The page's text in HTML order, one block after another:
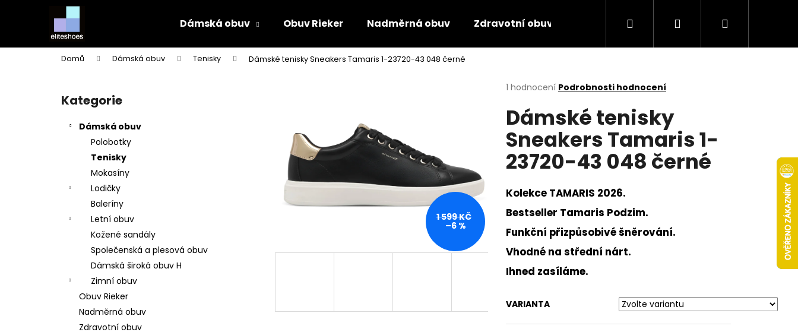
Dámská obuv Obuv Rieker Nadměrná obuv Zdravotní obuv Rieker Výprodej AKCE týdne
Hledat PřihlášeníNákupní
Domů Dámská obuv Tenisky Dámské tenisky Sneakers Tamaris 1-23720-43 048 černé
Přeskočit
kategorie
Kategorie
Dámská obuv
Polobotky
Tenisky
Mokasíny
Lodičky
Baleríny
Letní obuv
Kožené sandály
Společenská a plesová obuv
Dámská široká obuv H
Zimní obuv
Obuv Rieker
Nadměrná obuv
Zdravotní obuv
Průměrné
produktu
je
5,0
z
5
hvězdiček.
1 hodnocení Podrobnosti hodnocení
Dámské tenisky
Sneakers Tamaris 1-
23720-43 048 černé
Kolekce TAMARIS 2026.
Bestseller Tamaris Podzim.
Funkční přizpůsobivé šněrování.
Vhodné na střední nárt.
Ihned zasíláme.
VARIANTA
1 599 KČ
–6 %
í
Zpět
do
obchodu
Zpět
do
obchodu
Co potřebujete najít?
Doporučujeme
DÁMSKÉ SANDÁLY NA KLÍNKU ŠÍŘE H 8-
28365-46-304 HNĚDÉ
799 Kč
Původně: 1 699 Kč
Původně:1 999 Kč
DÁMSKÉ ZDRAVOTNÍ NAZOUVÁKY
PANTOFLE S KOŽENOU STÉLKOU